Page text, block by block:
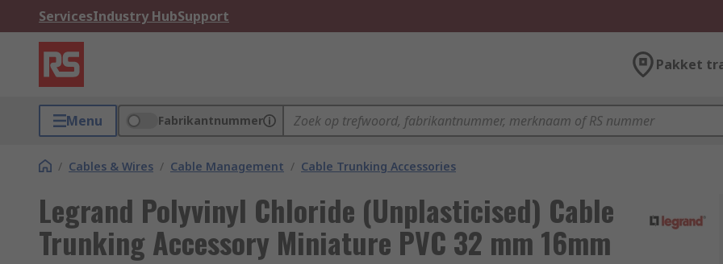
ServicesIndustry HubSupport
Pakket
Menu Fabrikantnummer
/ Cables & Wires / Cable Management / Cable Trunking Accessories
Legrand Polyvinyl Chloride (Unplasticised) Cable
Trunking Accessory Miniature PVC 32 mm 16mm